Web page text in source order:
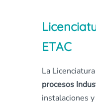
ETAC
La
procesos
instalaciones